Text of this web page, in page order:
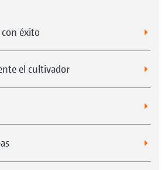
reducción al mínimo del
con éxito
el cultivador